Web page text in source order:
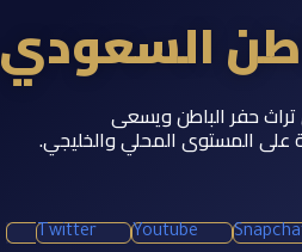
السعودي
حفر الباطن ويسعى
على المستوى المحلي والخليجي.
Twitter Youtube